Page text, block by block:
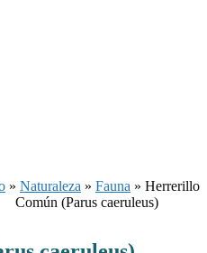
» Naturaleza » Fauna » Herrerillo
Común (Parus caeruleus)